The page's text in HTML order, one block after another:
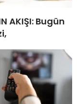
AKIŞI: Bugün